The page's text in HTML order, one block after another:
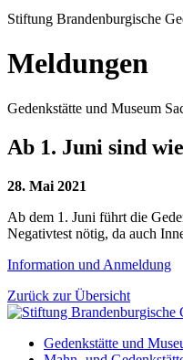
Stiftung Brandenburgische
Meldungen
Gedenkstätte und Museum
Ab 1. Juni sind
28. Mai 2021
Ab dem 1. Juni führt die
Negativtest nötig, da auch
Information und Anmeldung
Zurück zur Übersicht
Gedenkstätte und